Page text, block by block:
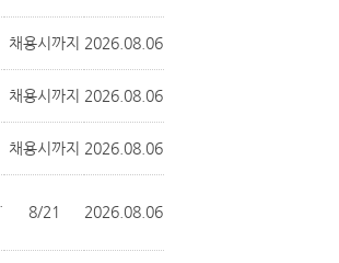
채용시까지 2026.08.06
채용시까지 2026.08.06
채용시까지 2026.08.06
8/21 2026.08.06